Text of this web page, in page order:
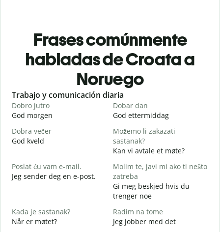
Frases comúnmente
habladas de Croata a
Noruego
Slide 1 of 6
Trabajo y comunicación diaria
Dobro jutro
God morgen
Dobar dan
God ettermiddag
Dobra večer
God kveld
Možemo li zakazati
sastanak?
Kan vi avtale et møte?
Poslat ću vam e-mail.
Jeg sender deg en e-post.
Molim te, javi mi ako ti nešto
zatreba
Gi meg beskjed hvis du
trenger noe
Kada je sastanak?
Når er møtet?
Radim na tome
Jeg jobber med det